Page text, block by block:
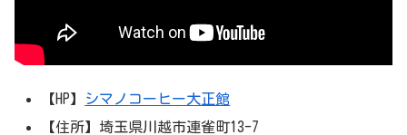
【HP】
シマノコーヒー大正館
【住所】埼玉県川越市連雀町13-7